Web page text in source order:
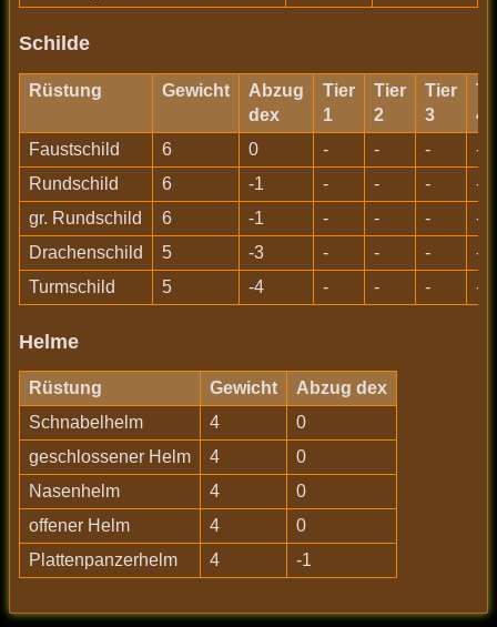
Schilde
Rüstung Gewicht
Abzug
dex
Tier
1
Tier
2
Tier
3
4
Faustschild
6 0 - - -
-
Rundschild
6 -1 - - -
-
gr. Rundschild
6 -1 - - -
-
Drachenschild
5 -3 - - -
-
Turmschild
5 -4 - - - -
Helme
Rüstung Gewicht
Abzug dex
Schnabelhelm
4
0
geschlossener Helm
4
0
Nasenhelm
4
0
offener Helm
4
0
Plattenpanzerhelm
4 -1